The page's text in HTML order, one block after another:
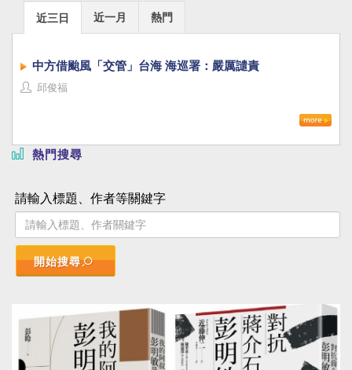
近三日 近一月 熱門
中方借颱風「交管」台海 海巡署：嚴厲譴責
邱俊福
熱門搜尋
請輸入標題、作者等關鍵字
開始搜尋